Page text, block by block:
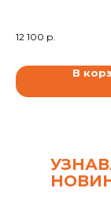
12 100 р.
В